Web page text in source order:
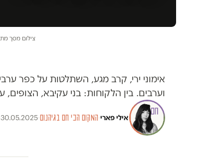
צילום מסך
וערבים. בין הלקוחות: בני עקיבא, הצופים,
אילי פארי·המקום הכי חם בגיהנום·
30.05.2025